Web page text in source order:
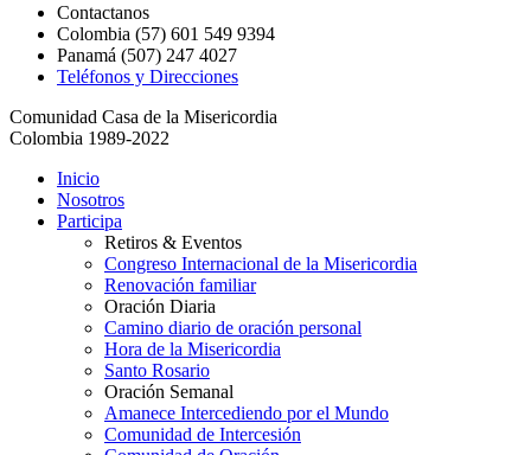
Contactanos
Colombia (57) 601 549 9394
Panamá (507) 247 4027
Teléfonos y Direcciones
Comunidad Casa de la Misericordia
Colombia 1989-2022
Inicio
Nosotros
Participa
Retiros & Eventos
Congreso Internacional de la Misericordia
Renovación familiar
Oración Diaria
Camino diario de oración personal
Hora de la Misericordia
Santo Rosario
Oración Semanal
Amanece Intercediendo por el Mundo
Comunidad de Intercesión